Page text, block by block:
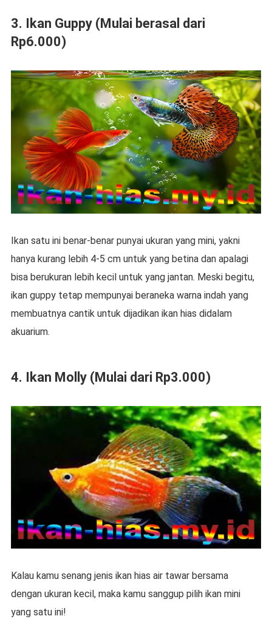
3. Ikan Guppy (Mulai berasal dari
Rp6.000)
Ikan satu ini benar-benar punyai ukuran yang mini, yakni
hanya kurang lebih 4-5 cm untuk yang betina dan apalagi
bisa berukuran lebih kecil untuk yang jantan. Meski begitu,
ikan guppy tetap mempunyai beraneka warna indah yang
membuatnya cantik untuk dijadikan ikan hias didalam
akuarium.
4. Ikan Molly (Mulai dari Rp3.000)
Kalau kamu senang jenis ikan hias air tawar bersama
dengan ukuran kecil, maka kamu sanggup pilih ikan mini
yang satu ini!